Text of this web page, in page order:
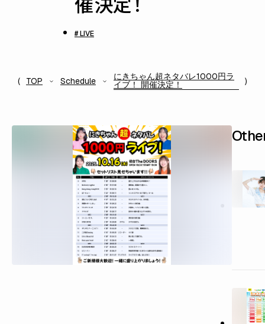
# LIVE
TOP Schedule にきちゃん超ネタバレ1000円ラ
イブ！ 開催決定！